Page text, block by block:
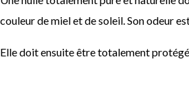
couleur de miel et de soleil. Son odeur
Elle doit ensuite être totalement